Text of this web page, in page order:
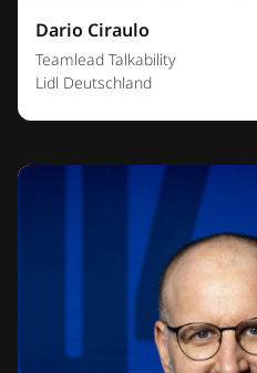
Dario Ciraulo
Teamlead Talkability
Lidl Deutschland